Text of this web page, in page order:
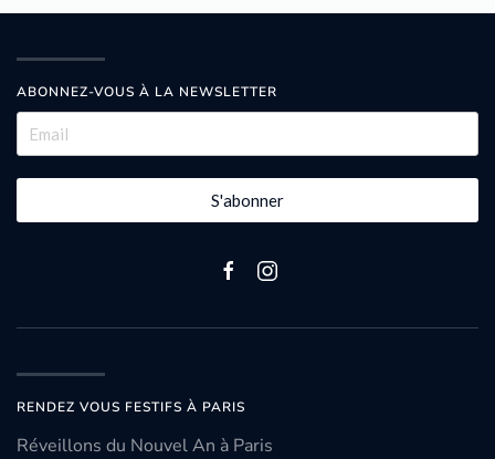
ABONNEZ-VOUS À LA NEWSLETTER
S'abonner
RENDEZ VOUS FESTIFS À PARIS
Réveillons du Nouvel An à Paris